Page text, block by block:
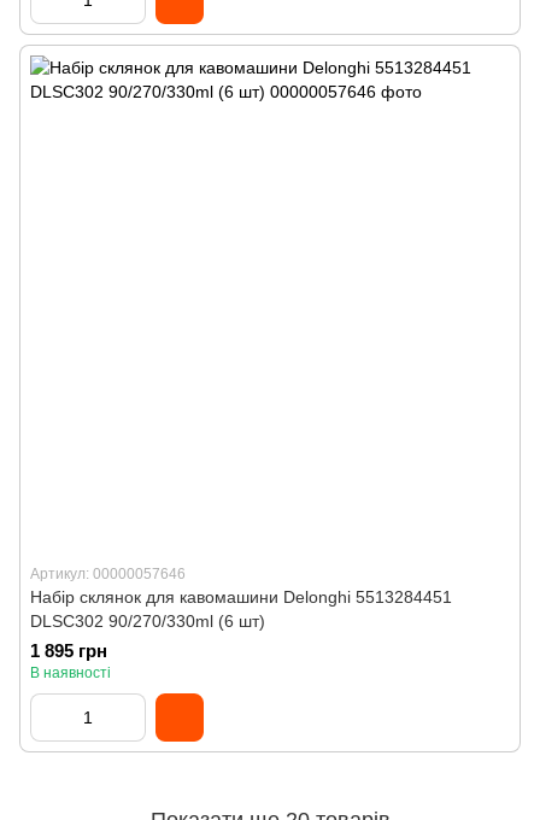
Артикул: 00000057646
Набір склянок для кавомашини Delonghi 5513284451
DLSC302 90/270/330ml (6 шт)
1 895 грн
В наявності